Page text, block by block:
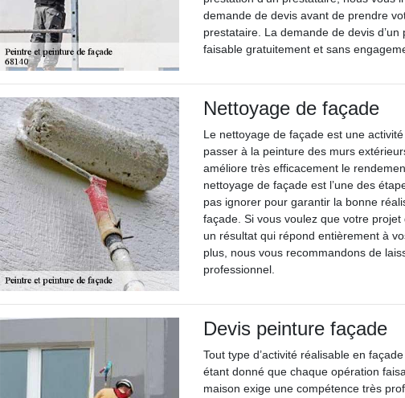
demande de devis avant de prendre
prestataire. La demande de devis
faisable gratuitement et sans
Nettoyage de façade
Le nettoyage de façade est une
passer à la peinture des murs
améliore très efficacement le
nettoyage de façade est l’une des
pas ignorer pour garantir la bonne
façade. Si vous voulez que votre
un résultat qui répond entièrement à
plus, nous vous recommandons de
professionnel.
Devis peinture façade
Tout type d’activité réalisable en
étant donné que chaque opération
maison exige une compétence très